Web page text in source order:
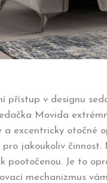
přístup v designu
Movida
a excentricky otočné
pro jakoukoliv
pootočenou. Je to
mechanizmus